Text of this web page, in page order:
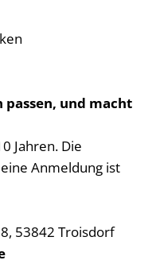
passen, und macht
Jahren. Die
Anmeldung ist
53842 Troisdorf